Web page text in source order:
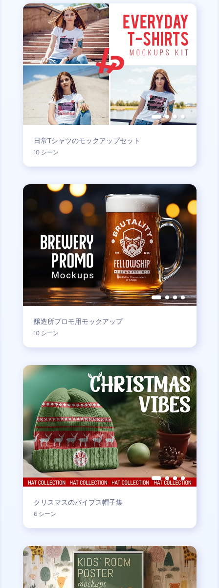
日常Tシャツのモックアップセット
10 シーン
醸造所プロモ用モックアップ
10 シーン
クリスマスのバイブス帽子集
6 シーン